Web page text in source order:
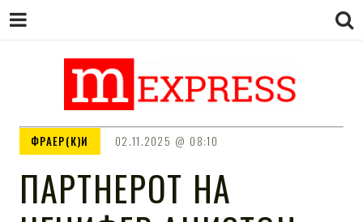
M EXPRESS
ФРАЕР(К)И 02.11.2025 08:10
ПАРТНЕРОТ НА